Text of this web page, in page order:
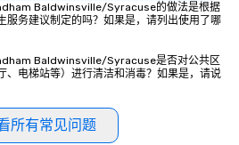
Baldwinsville/Syracuse的做法是根据
服务建议制定的吗？如果是，请列出使用了哪
Baldwinsville/Syracuse是否对公共区
、电梯站等）进行清洁和消毒？如果是，请说
所有常见问题